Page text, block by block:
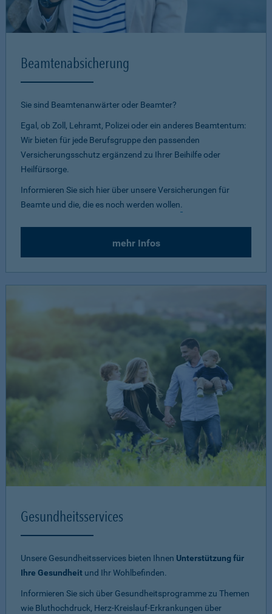
Beamtenabsicherung
Sie sind Beamtenanwärter oder Beamter?
Egal, ob Zoll, Lehramt, Polizei oder ein anderes Beamtentum:
Wir bieten für jede Berufsgruppe den passenden
Versicherungsschutz ergänzend zu Ihrer Beihilfe oder
Heilfürsorge.
Informieren Sie sich hier über unsere Versicherungen für
Beamte und die, die es noch werden wollen.
mehr Infos
Gesundheitsservices
Unsere Gesundheitsservices bieten Ihnen Unterstützung für
Ihre Gesundheit und Ihr Wohlbefinden.
Informieren Sie sich über Gesundheitsprogramme zu Themen
wie Bluthochdruck, Herz-Kreislauf-Erkrankungen über